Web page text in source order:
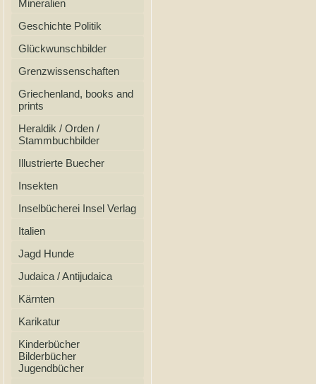
Mineralien
Geschichte Politik
Glückwunschbilder
Grenzwissenschaften
Griechenland, books and
prints
Heraldik / Orden /
Stammbuchbilder
Illustrierte Buecher
Insekten
Inselbücherei Insel Verlag
Italien
Jagd Hunde
Judaica / Antijudaica
Kärnten
Karikatur
Kinderbücher
Bilderbücher
Jugendbücher